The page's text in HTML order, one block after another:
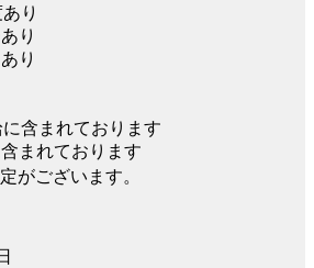
り
り
り
含まれております
まれております
がございます。